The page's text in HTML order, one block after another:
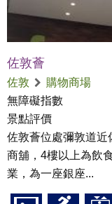
佐敦薈
佐敦
購物商場
無障礙指數
景點評價
佐敦薈位處彌敦道近
商舖，4樓以上為飲
業，為一座銀座...